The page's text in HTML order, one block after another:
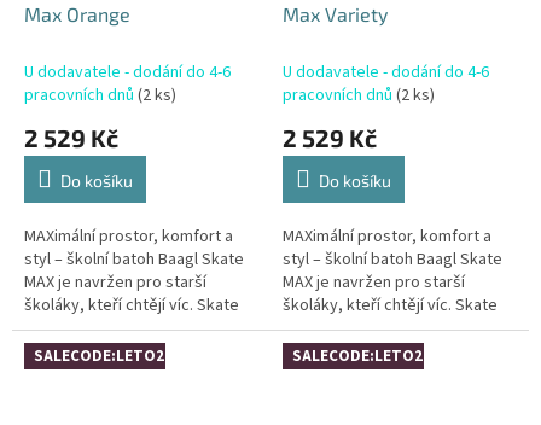
Max Orange
U dodavatele - dodání do 4-6
pracovních dnů (2 ks)
2 529 Kč
Do košíku
MAXimální prostor, komfort a
styl – školní batoh Baagl Skate
MAX je navržen pro starší
školáky, kteří chtějí víc. Skate
MAX vychází z populární řady
Skate, ale nabízí ještě...
Max Variety
U dodavatele - dodání do 4-6
pracovních dnů (2 ks)
2 529 Kč
Do košíku
MAXimální prostor, komfort a
styl – školní batoh Baagl Skate
MAX je navržen pro starší
školáky, kteří chtějí víc. Skate
MAX vychází z populární řady
Skate, ale nabízí ještě...
SALECODE:LETO26:4:% SALECODE:LETO26:4:%